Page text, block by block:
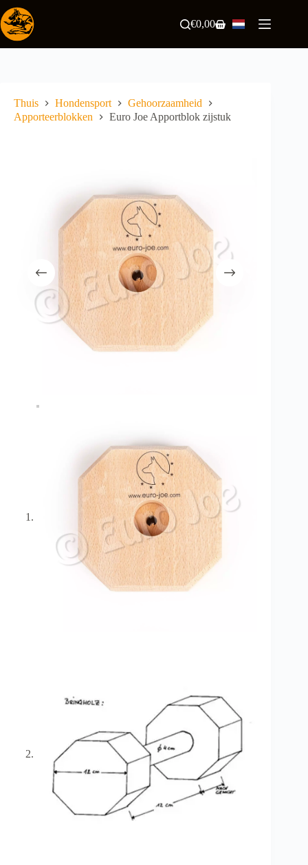
naar
de
inhoud
Winkelwagen
€0,00
Thuis Hondensport
Gehoorzaamheid
Apporteerblokken
Euro Joe Apportblok zijstuk